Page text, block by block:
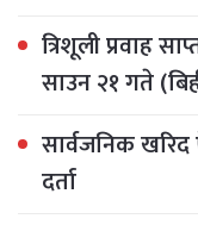
त्रिशूली प्रवाह
साउन २१ गते
सार्वजनिक
दर्ता